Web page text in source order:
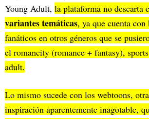
Young Adult, la plataforma no descarta
variantes temáticas, ya que cuenta
fanáticos en otros géneros que se
el romancity (romance + fantasy),
adult.
Lo mismo sucede con los webtoons,
inspiración aparentemente inagotable,